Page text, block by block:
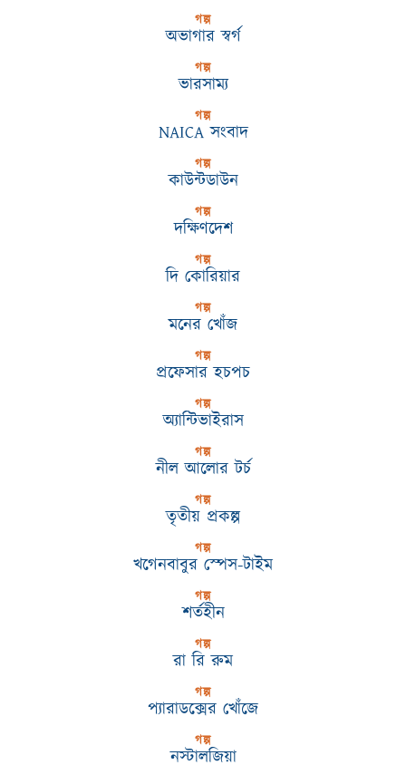
গল্প
অভাগার স্বর্গ
গল্প
ভারসাম্য
গল্প
NAICA সংবাদ
গল্প
কাউন্টডাউন
গল্প
দক্ষিণদেশ
গল্প
দি কোরিয়ার
গল্প
মনের খোঁজ
গল্প
প্রফেসার হচপচ
গল্প
অ্যান্টিভাইরাস
গল্প
নীল আলোর টর্চ
গল্প
তৃতীয় প্রকল্প
গল্প
খগেনবাবুর স্পেস-টাইম
গল্প
শর্তহীন
গল্প
রা রি রুম
গল্প
প্যারাডক্সের খোঁজে
গল্প
নস্টালজিয়া